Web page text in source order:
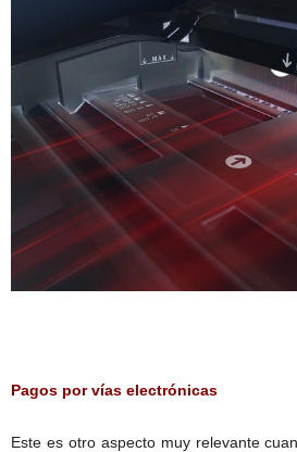
Pagos por vías electrónicas
Este es otro aspecto muy relevante